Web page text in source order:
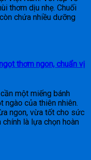
thơm dịu nhẹ. Chuối
chứa nhiều dưỡng
thơm ngon, chuẩn vị
một miếng bánh
ngào của thiên nhiên.
ngon, vừa tốt cho sức
là lựa chọn hoàn